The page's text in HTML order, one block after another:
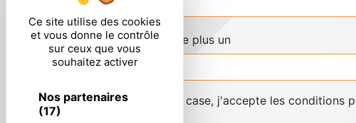
Ce site utilise des cookies
et vous donne le contrôle
sur ceux que vous
souhaitez activer
Nos partenaires
(17)
Combien font quatre plus un
En cochant cette case, j'accepte les conditions